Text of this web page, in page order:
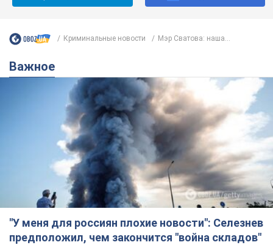
Криминальные новости Мэр Сватова: наша...
Важное
"У меня для россиян плохие новости": Селезнев
предположил, чем закончится "война складов"